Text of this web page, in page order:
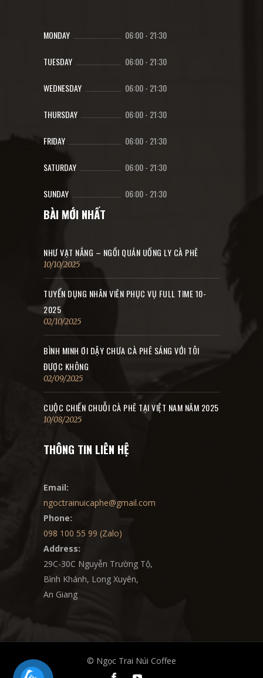
MONDAY 06:00- 21:30
TUESDAY 06:00- 21:30
WEDNESDAY 06:00- 21:30
THURSDAY 06:00- 21:30
FRIDAY 06:00- 21:30
SATURDAY 06:00- 21:30
SUNDAY 06:00- 21:30
BÀI MỚI NHẤT
NHƯ VẠT NẮNG – NGỒI QUÁN UỐNG LY CÀ PHÊ
10/10/2025
TUYỂN DỤNG NHÂN VIÊN PHỤC VỤ FULL TIME 10-
2025
02/10/2025
BÌNH MINH ƠI DẬY CHƯA CÀ PHÊ SÁNG VỚI TÔI
ĐƯỢC KHÔNG
02/09/2025
CUỘC CHIẾN CHUỖI CÀ PHÊ TẠI VIỆT NAM NĂM 2025
10/08/2025
THÔNG TIN LIÊN HỆ
Email:
ngoctrainuicaphe@gmail.com
Phone:
098 100 55 99 (Zalo)
Address:
29C-30C Nguyễn Trường Tộ,
Bình Khánh, Long Xuyên,
An Giang
© Ngọc Trai Núi Coffee